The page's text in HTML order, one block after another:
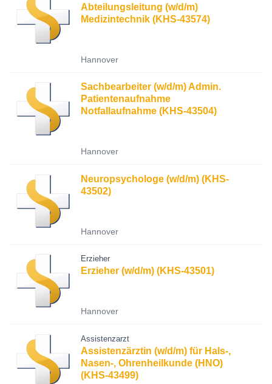
Abteilungsleitung (w/d/m)
Medizintechnik (KHS-43574)
Hannover
Sachbearbeiter (w/d/m) Admin.
Patientenaufnahme
Notfallaufnahme (KHS-43504)
Hannover
Neuropsychologe (w/d/m) (KHS-
43502)
Hannover
Erzieher
Erzieher (w/d/m) (KHS-43501)
Hannover
Assistenzarzt
Assistenzärztin (w/d/m) für Hals-,
Nasen-, Ohrenheilkunde (HNO)
(KHS-43499)